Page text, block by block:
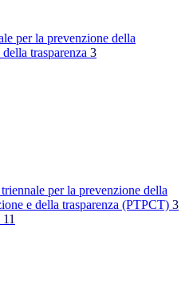
per la prevenzione della
trasparenza 3
per la prevenzione della
e della trasparenza (PTPCT) 3
11